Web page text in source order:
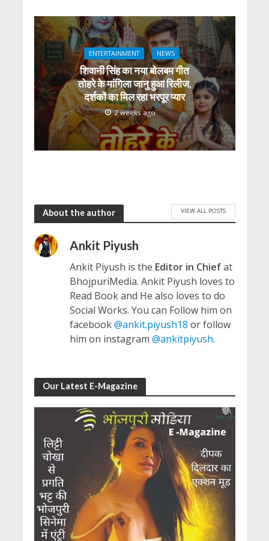
ENTERTAINMENT NEWS
शिवानी सिंह का नया बोलबम गीत
तोहरे के मांगिला जानु हुआ रिलीज,
दर्शकों का मिल रहा भरपूर प्यार
2 weeks ago
About the author VIEW ALL POSTS
Ankit Piyush
Ankit Piyush is the Editor in Chiefat
BhojpuriMedia. Ankit Piyush loves to
Read Book and He also loves to do
Social Works. You can Follow him on
facebook@ankit.piyush18 or follow
him on instagram @ankitpiyush.
Our Latest E-Magazine